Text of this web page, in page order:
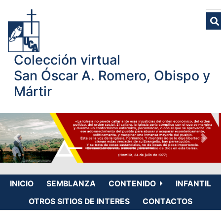
Colección virtual
San Óscar A. Romero, Obispo y
Mártir
INICIO SEMBLANZA CONTENIDO
INFANTIL
OTROS SITIOS DE INTERES
CONTACTOS